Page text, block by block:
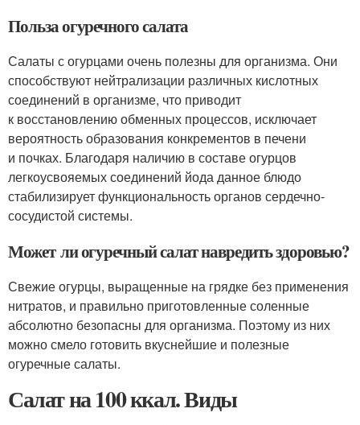
Польза огуречного салата
Салаты с огурцами очень полезны для организма. Они
способствуют нейтрализации различных кислотных
соединений в организме, что приводит
к восстановлению обменных процессов, исключает
вероятность образования конкрементов в печени
и почках. Благодаря наличию в составе огурцов
легкоусвояемых соединений йода данное блюдо
стабилизирует функциональность органов сердечно-
сосудистой системы.
Может ли огуречный салат навредить здоровью?
Свежие огурцы, выращенные на грядке без применения
нитратов, и правильно приготовленные соленные
абсолютно безопасны для организма. Поэтому из них
можно смело готовить вкуснейшие и полезные
огуречные салаты.
Салат на 100 ккал. Виды